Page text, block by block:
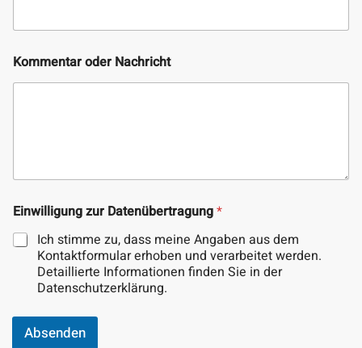
e
t
a
r
l
u
Kommentar oder Nachricht
Einwilligung zur Datenübertragung*
Ich stimme zu, dass meine Angaben aus dem
Kontaktformular erhoben und verarbeitet werden.
Detaillierte Informationen finden Sie in der
Datenschutzerklärung.
Absenden